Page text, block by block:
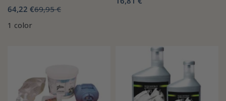
64,22 €69,95 €
1 color